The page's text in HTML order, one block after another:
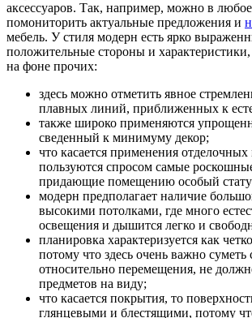
аксессуаров. Так, например, можно в
помониторить актуальные предложения и
мебель. У стиля модерн есть ярко
положительные стороны и
на фоне прочих:
здесь можно отметить явное
плавных линий, приближенных к
также широко применяются
сведенный к минимуму декор;
что касается применения отделочных
пользуются спросом самые
придающие помещению особый
модерн предполагает наличие
высокими потолками, где много
освещения и дышится легко и
планировка характеризуется как
потому что здесь очень важно суметь
относительно перемещения, не
предметов на виду;
что касается покрытия, то
глянцевыми и блестящими, потому